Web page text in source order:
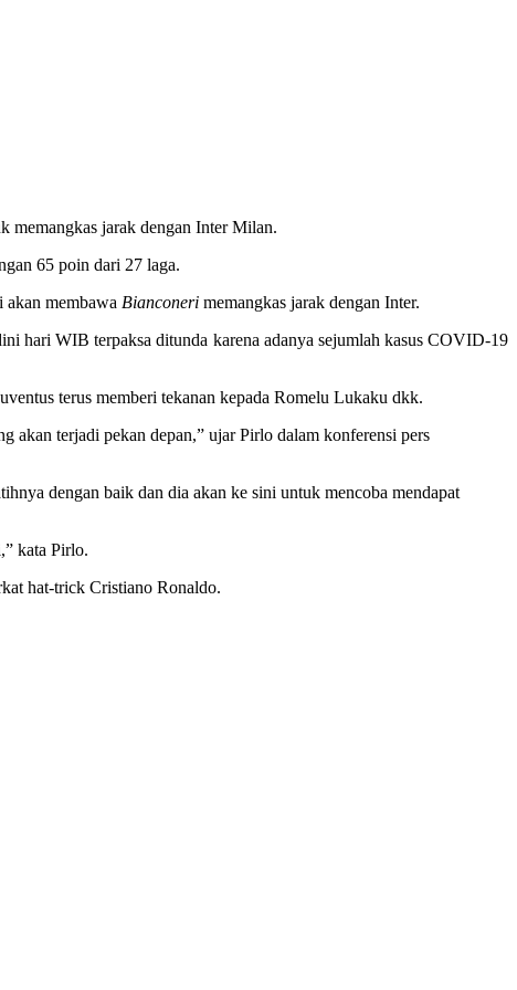
memangkas jarak dengan Inter Milan.
65 poin dari 27 laga.
membawa Bianconeri memangkas jarak dengan Inter.
hari WIB terpaksa ditunda karena adanya sejumlah kasus COVID-19
terus memberi tekanan kepada Romelu Lukaku dkk.
akan terjadi pekan depan,” ujar Pirlo dalam konferensi pers
dengan baik dan dia akan ke sini untuk mencoba mendapat
kata Pirlo.
hat-trick Cristiano Ronaldo.